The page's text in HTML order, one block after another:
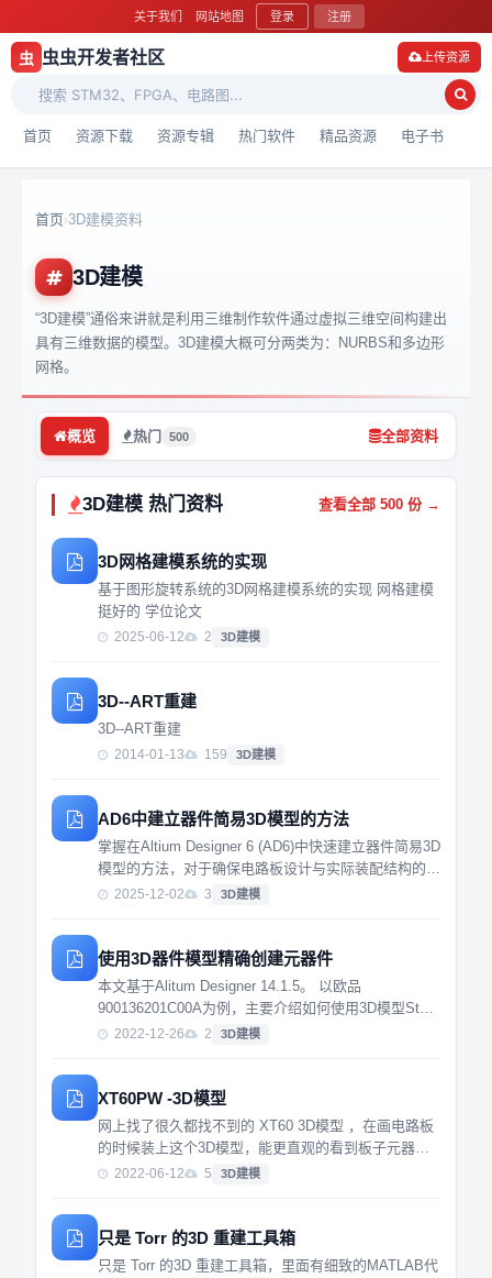
关于我们 网站地图 登录 注册
虫 虫虫开发者社区
首页 资源下载 资源专辑 热门软件 精品资源 电子书
上传资源
首页›3D建模资料
3D建模
“3D建模”通俗来讲就是利用三维制作软件通过虚拟三维空间构建出
具有三维数据的模型。3D建模大概可分两类为：NURBS和多边形
网格。
概览 热门 500 全部资料
3D建模 热门资料 查看全部 500 份 →
3D网格建模系统的实现
基于图形旋转系统的3D网格建模系统的实现 网格建模
挺好的 学位论文
2025-06-12 2 3D建模
3D--ART重建
3D--ART重建
2014-01-13 159 3D建模
AD6中建立器件简易3D模型的方法
掌握在Altium Designer 6 (AD6)中快速建立器件简易3D
模型的方法，对于确保电路板设计与实际装配结构的一
致性至关重要。本教程详细介绍了从基础到进阶的3D
2025-12-02 3 3D建模
使用3D器件模型精确创建元器件
本文基于Alitum Designer 14.1.5。 以欧品
900136201C00A为例，主要介绍如何使用3D模型Step
文件精确地创建元件库。首先在欧品官网下载
2022-12-26 2 3D建模
XT60PW -3D模型
网上找了很久都找不到的 XT60 3D模型 ，在画电路板
的时候装上这个3D模型，能更直观的看到板子元器件
之间的间距
2022-06-12 5 3D建模
只是 Torr 的3D 重建工具箱
只是 Torr 的3D 重建工具箱，里面有细致的MATLAB代